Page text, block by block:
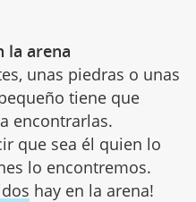
la arena
unas piedras o unas
tiene que
encontrarlas.
que sea él quien lo
lo encontremos.
hay en la arena!